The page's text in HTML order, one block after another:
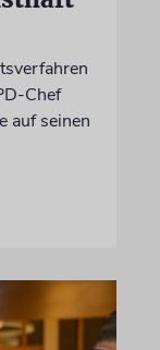
Chef
auf seinen